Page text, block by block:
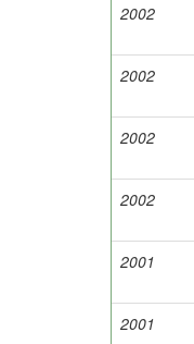
2002
2002
2002
2002
2001
2001